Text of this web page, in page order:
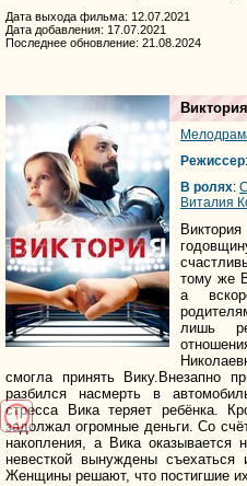
Дата выхода фильма: 12.07.2021
Дата добавления: 17.07.2021
Последнее обновление: 21.08.2024
Виктория
Режиссер:
В ролях:
Виталия
тому же
а
лишь
смогла принять Вику.Внезапно
разбился насмерть в
стресса Вика теряет ребёнка.
задолжал огромные деньги. Со
накопления, а Вика оказывается
невесткой вынуждены
Женщины решают, что постигшие